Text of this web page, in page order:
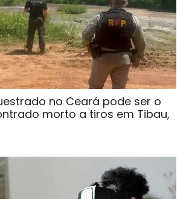
no Ceará pode ser o
morto a tiros em Tibau,